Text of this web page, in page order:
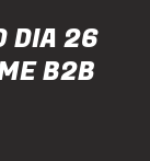
DIA 26
B2B